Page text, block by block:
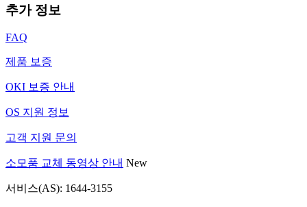
추가 정보
FAQ
제품 보증
OKI 보증 안내
OS 지원 정보
고객 지원 문의
소모품 교체 동영상 안내 New
서비스(AS): 1644-3155